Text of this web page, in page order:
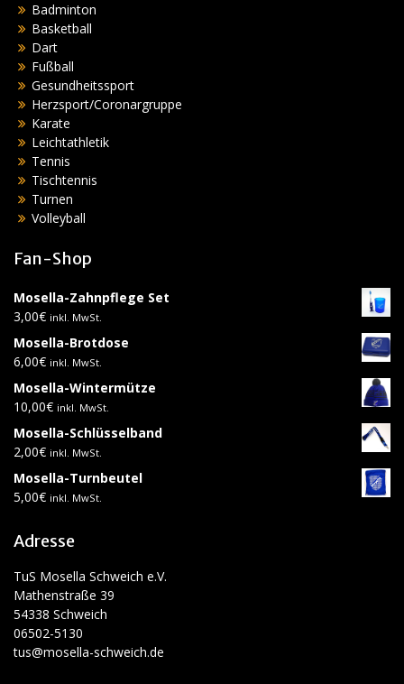
Badminton
Basketball
Dart
Fußball
Gesundheitssport
Herzsport/Coronargruppe
Karate
Leichtathletik
Tennis
Tischtennis
Turnen
Volleyball
Fan-Shop
Mosella-Zahnpflege Set
3,00€ inkl. MwSt.
Mosella-Brotdose
6,00€ inkl. MwSt.
Mosella-Wintermütze
10,00€ inkl. MwSt.
Mosella-Schlüsselband
2,00€ inkl. MwSt.
Mosella-Turnbeutel
5,00€ inkl. MwSt.
Adresse
TuS Mosella Schweich e.V.
Mathenstraße 39
54338 Schweich
06502-5130
tus@mosella-schweich.de